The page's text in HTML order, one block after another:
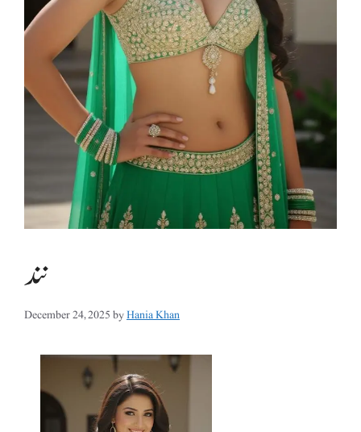
نند
December 24, 2025byHania Khan